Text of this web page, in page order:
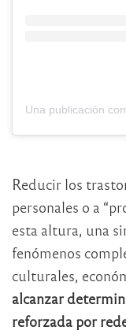
Reducir los
personales o a
esta altura, una
fenómenos
culturales,
alcanzar
reforzada por